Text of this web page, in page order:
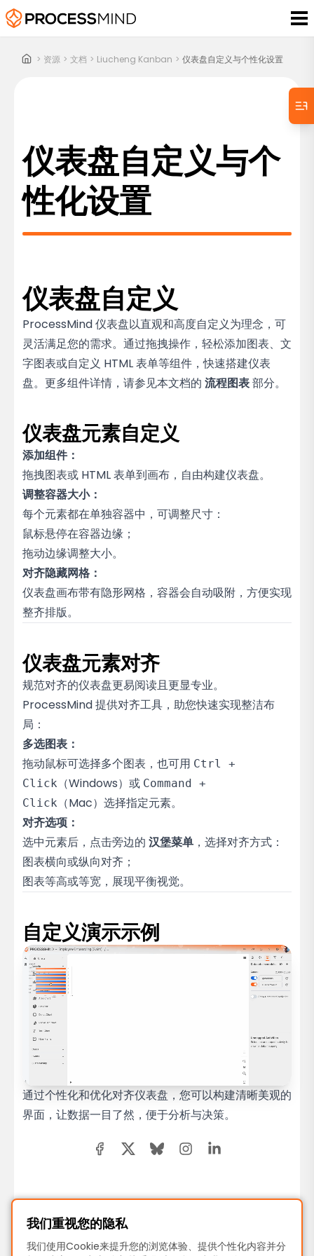
> 资源 > 文档 > Liucheng Kanban > 仪表盘自定义与个性化设置
仪表盘自定义与个
性化设置
仪表盘自定义
ProcessMind 仪表盘以直观和高度自定义为理念，可
灵活满足您的需求。通过拖拽操作，轻松添加图表、文
字图表或自定义 HTML 表单等组件，快速搭建仪表
盘。更多组件详情，请参见本文档的 流程图表部分。
仪表盘元素自定义
添加组件：
拖拽图表或 HTML 表单到画布，自由构建仪表盘。
调整容器大小：
每个元素都在单独容器中，可调整尺寸：
鼠标悬停在容器边缘；
拖动边缘调整大小。
对齐隐藏网格：
仪表盘画布带有隐形网格，容器会自动吸附，方便实现
整齐排版。
仪表盘元素对齐
规范对齐的仪表盘更易阅读且更显专业。
ProcessMind 提供对齐工具，助您快速实现整洁布
局：
多选图表：
拖动鼠标可选择多个图表，也可用 Ctrl +
Click （Windows）或 Command +
Click （Mac）选择指定元素。
对齐选项：
选中元素后，点击旁边的 汉堡菜单 ，选择对齐方式：
图表横向或纵向对齐；
图表等高或等宽，展现平衡视觉。
自定义演示示例
通过个性化和优化对齐仪表盘，您可以构建清晰美观的
界面，让数据一目了然，便于分析与决策。
上一页
业务流程可视化模拟，提升流程洞察
我们重视您的隐私
我们使用Cookie来提升您的浏览体验、提供个性化内容并分